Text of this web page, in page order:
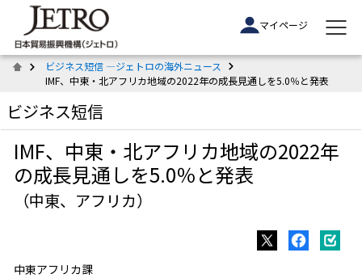
マイページ
ビジネス短信 ―ジェトロの海外ニュース
IMF、中東・北アフリカ地域の2022年の成長見通しを5.0％と発表
ビジネス短信
IMF、中東・北アフリカ地域の2022年
の成長見通しを5.0％と発表
（中東、アフリカ）
中東アフリカ課